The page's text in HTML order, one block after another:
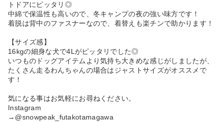
トドアにピッタリ◎
中綿で保温性も高いので、冬キャンプの夜の強い味方です！
着脱は背中のファスナーなので、着替えも楽チンで助かります！
【サイズ感】
16kgの細身な犬で4Lがピッタリでした◎
いつものドッグアイテムより気持ち大きめな感じがしましたが、
たくさん走るわんちゃんの場合はジャストサイズがオススメで
す！
気になる事はお気軽にお尋ねください。
Instagram
→@snowpeak_futakotamagawa